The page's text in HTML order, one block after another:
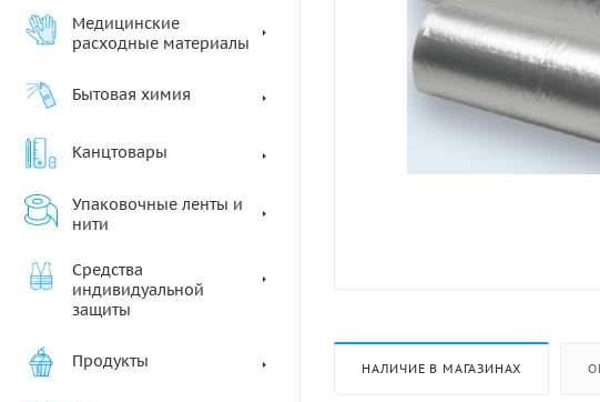
Медицинские
расходные материалы
Бытовая химия
Канцтовары
Упаковочные ленты и
нити
Средства
индивидуальной
защиты
Продукты НАЛИЧИЕ В МАГАЗИНАХ